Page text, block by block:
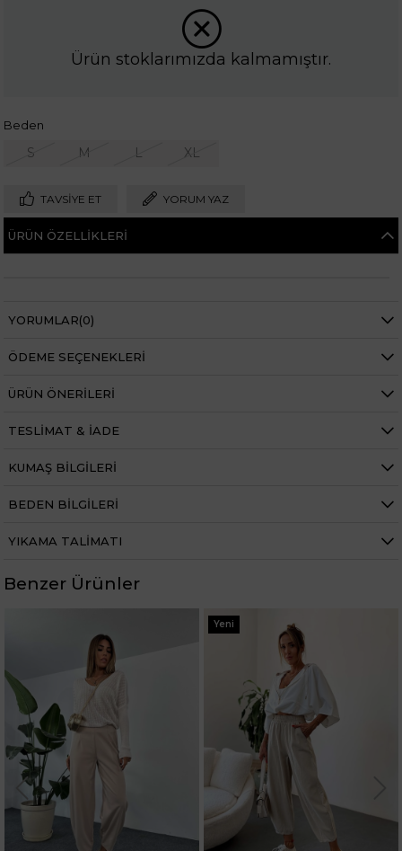
Ürün stoklarımızda kalmamıştır.
Beden
S M L XL
TAVSIYE ET YORUM YAZ
ÜRÜN ÖZELLIKLERI
YORUMLAR(0)
ÖDEME SEÇENEKLERI
ÜRÜN ÖNERILERI
TESLIMAT & İADE
KUMAŞ BILGILERI
BEDEN BILGILERI
YIKAMA TALIMATI
Benzer Ürünler
Yeni